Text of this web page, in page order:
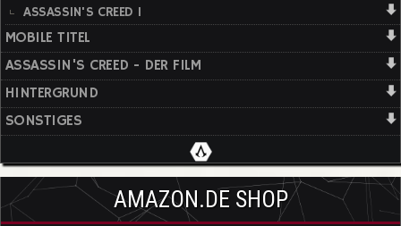
ASSASSIN'S CREED 1
MOBILE TITEL
ASSASSIN'S CREED - DER FILM
HINTERGRUND
SONSTIGES
AMAZON.DE SHOP